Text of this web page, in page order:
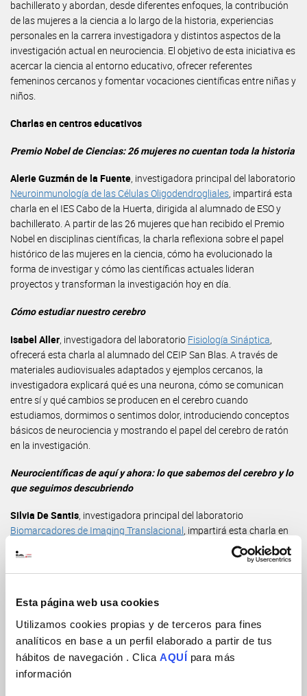
Esta página web usa cookies
Utilizamos cookies propias y de terceros para fines
analíticos en base a un perfil elaborado a partir de tus
hábitos de navegación . Clica AQUÍ para más
información
bachillerato y abordan, desde diferentes enfoques, la contribución
de las mujeres a la ciencia a lo largo de la historia, experiencias
personales en la carrera investigadora y distintos aspectos de la
investigación actual en neurociencia. El objetivo de esta iniciativa es
acercar la ciencia al entorno educativo, ofrecer referentes
femeninos cercanos y fomentar vocaciones científicas entre niñas y
niños.
Charlas en centros educativos
Premio Nobel de Ciencias: 26 mujeres no cuentan toda la historia
Alerie Guzmán de la Fuente, investigadora principal del laboratorio
Neuroinmunología de las Células Oligodendrogliales, impartirá esta
charla en el IES Cabo de la Huerta, dirigida al alumnado de ESO y
bachillerato. A partir de las 26 mujeres que han recibido el Premio
Nobel en disciplinas científicas, la charla reflexiona sobre el papel
histórico de las mujeres en la ciencia, cómo ha evolucionado la
forma de investigar y cómo las científicas actuales lideran
proyectos y transforman la investigación hoy en día.
Cómo estudiar nuestro cerebro
Isabel Aller , investigadora del laboratorio Fisiología Sináptica
ofrecerá esta charla al alumnado del CEIP San Blas. A través de
materiales audiovisuales adaptados y ejemplos cercanos, la
investigadora explicará qué es una neurona, cómo se comunican
entre sí y qué cambios se producen en el cerebro cuando
estudiamos, dormimos o sentimos dolor, introduciendo conceptos
básicos de neurociencia y mostrando el papel del cerebro de ratón
en la investigación.
Neurocientíficas de aquí y ahora: lo que sabemos del cerebro y lo
que seguimos descubriendo
Silvia De Santis, investigadora principal del laboratorio
Biomarcadores de Imaging Translacional, impartirá esta charla en
el CEIP El Faro. La actividad pone el foco en mujeres que trabajan
actualmente en investigación científica, muy cerca del entorno del
alumnado, abordando descubrimientos recientes sobre plasticidad
aquí, ahora y por personas reales.
Emociones: ¿qué pasa en nuestro cerebro?
Helden Vélez , investigadora predoctoral del laboratorio
e Interacciones Sociales